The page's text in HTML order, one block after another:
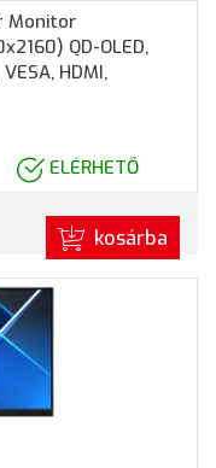
Monitor
QD-OLED,
HDMI,
színben
ELÉRHETŐ
kosárba